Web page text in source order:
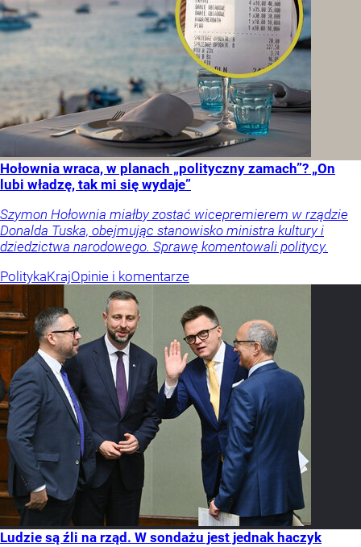
Hołownia wraca, w planach „polityczny zamach”? „On
lubi władzę, tak mi się wydaje”
Szymon Hołownia miałby zostać wicepremierem w rządzie
Donalda Tuska, obejmując stanowisko ministra kultury i
dziedzictwa narodowego. Sprawę komentowali politycy.
PolitykaKrajOpinie i komentarze
Ludzie są źli na rząd. W sondażu jest jednak haczyk